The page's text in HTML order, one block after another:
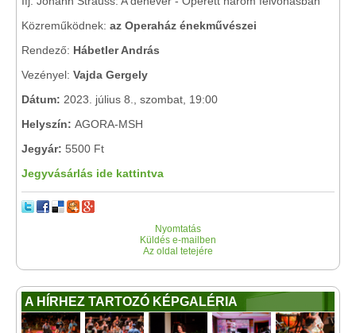
Közreműködnek: az Operaház énekművészei
Rendező: Hábetler András
Vezényel: Vajda Gergely
Dátum: 2023. július 8., szombat, 19:00
Helyszín: AGORA-MSH
Jegyár: 5500 Ft
Jegyvásárlás ide kattintva
Nyomtatás
Küldés e-mailben
Az oldal tetejére
A HÍRHEZ TARTOZÓ KÉPGALÉRIA